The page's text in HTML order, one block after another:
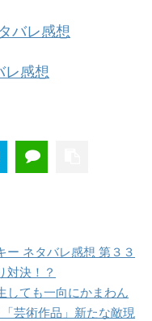
バレ感想
レ感想
ー ネタバレ感想 第３３
対決！？
しても一向にかまわん
芸術作品」新たな敵現